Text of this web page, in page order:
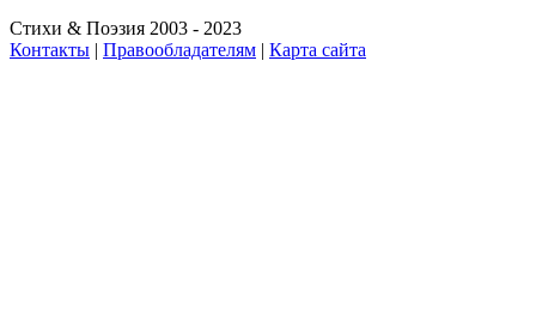
Стихи & Поэзия 2003 - 2023
Контакты | Правообладателям | Карта сайта